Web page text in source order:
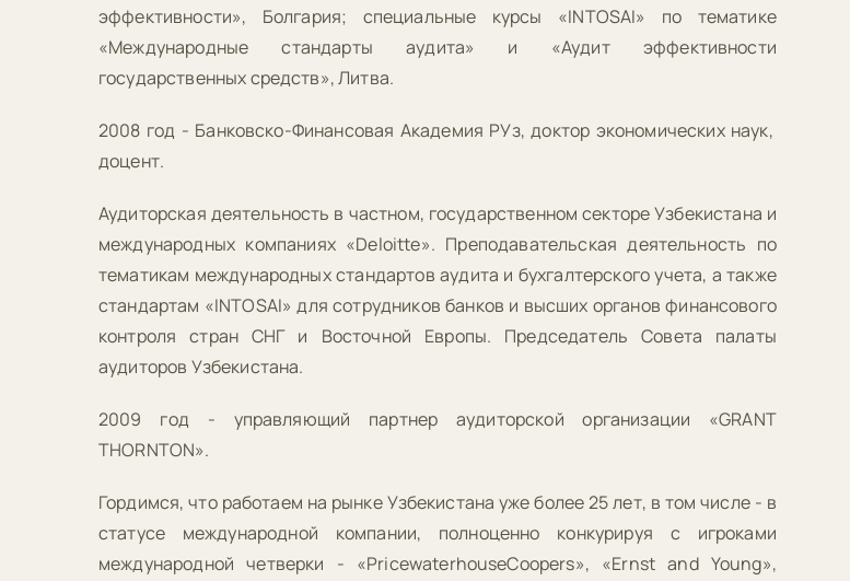
эффективности», Болгария; специальные курсы «INTOSAI» по тематике
«Международные стандарты аудита» и «Аудит эффективности
государственных средств», Литва.
2008 год - Банковско-Финансовая Академия РУз, доктор экономических наук,
доцент.
Аудиторская деятельность в частном, государственном секторе Узбекистана и
международных компаниях «Deloitte». Преподавательская деятельность по
тематикам международных стандартов аудита и бухгалтерского учета, а также
стандартам «INTOSAI» для сотрудников банков и высших органов финансового
контроля стран СНГ и Восточной Европы. Председатель Совета палаты
аудиторов Узбекистана.
2009 год - управляющий партнер аудиторской организации «GRANT
THORNTON».
Гордимся, что работаем на рынке Узбекистана уже более 25 лет, в том числе - в
статусе международной компании, полноценно конкурируя с игроками
международной четверки - «PricewaterhouseСоopers», «Ernst and Young»,